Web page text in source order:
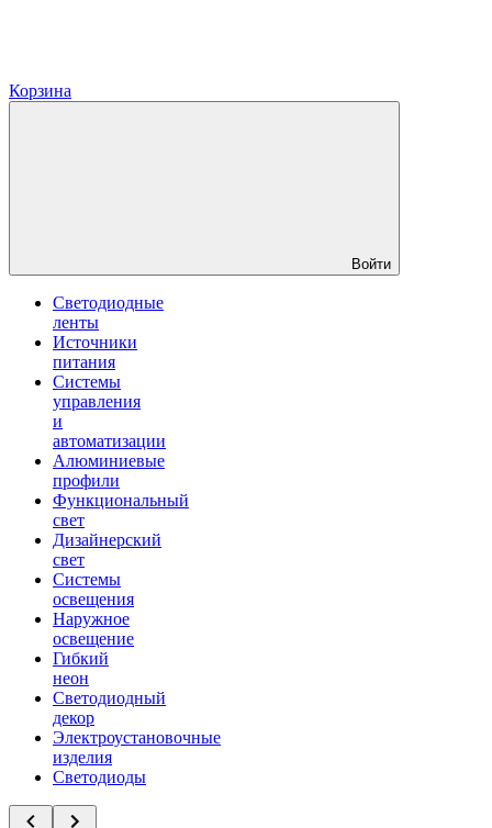
Корзина
Войти
Светодиодные
ленты
Источники
питания
Системы
управления
и
автоматизации
Алюминиевые
профили
Функциональный
свет
Дизайнерский
свет
Системы
освещения
Наружное
освещение
Гибкий
неон
Светодиодный
декор
Электроустановочные
изделия
Светодиоды